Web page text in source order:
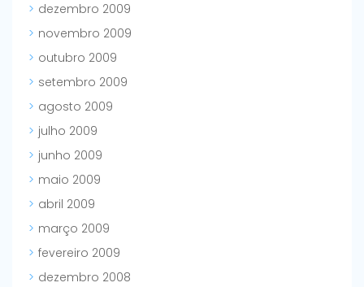
dezembro 2009
novembro 2009
outubro 2009
setembro 2009
agosto 2009
julho 2009
junho 2009
maio 2009
abril 2009
março 2009
fevereiro 2009
dezembro 2008